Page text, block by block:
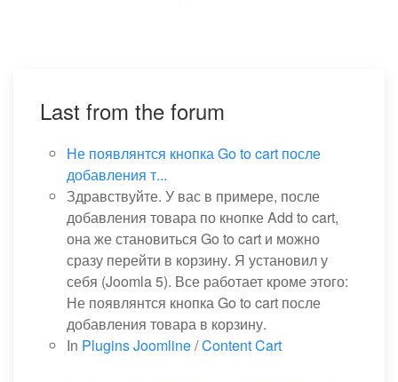
Last from the forum
Не появлянтся кнопка Go to cart после
добавления т...
Здравствуйте. У вас в примере, после
добавления товара по кнопке Add to cart,
она же становиться Go to cart и можно
сразу перейти в корзину. Я установил у
себя (Joomla 5). Все работает кроме этого:
Не появлянтся кнопка Go to cart после
добавления товара в корзину.
In Plugins Joomline/Content Cart